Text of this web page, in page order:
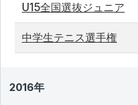
U15全国選抜ジュニア
中学生テニス選手権
2016年